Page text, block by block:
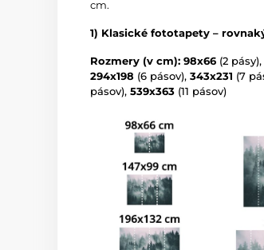
cm.
1) Klasické fototapety –
Rozmery (v cm): 98x66 (2 pásy),
294x198 (6 pásov), 343x231 (7
pásov), 539x363 (11 pásov)